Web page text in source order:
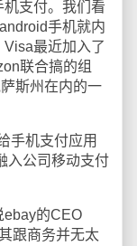
支付。我们看
手机就内
最近加入了
联合搞的组
斯州在内的一
机支付应用
入公司移动支付
的CEO
跟商务并无太